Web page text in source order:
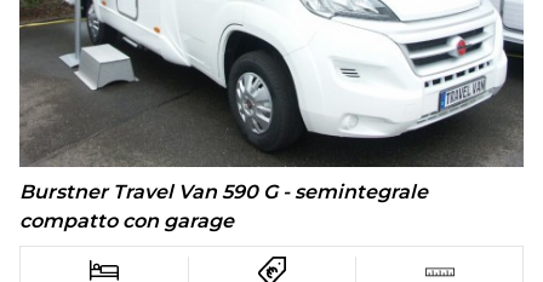
Burstner Travel Van 590 G - semintegrale
compatto con garage